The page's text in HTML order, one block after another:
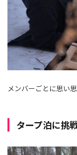
メンバーごとに思い
タープ泊に挑